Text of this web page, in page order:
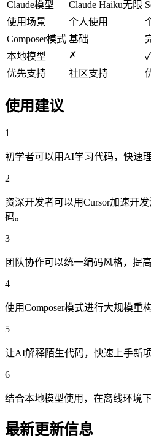
Claude模型 Claude Haiku无限
使用场景
个人使用
Composer模式 基础
本地模型
✗
✓
优先支持
社区支持
使用建议
1
初学者可以用AI学习代码，快速
2
资深开发者可以用Cursor加速开
码。
3
团队协作可以统一编码风格，提
4
使用Composer模式进行大规模重
5
让AI解释陌生代码，快速上手新
6
结合本地模型使用，在离线环境
最新更新信息